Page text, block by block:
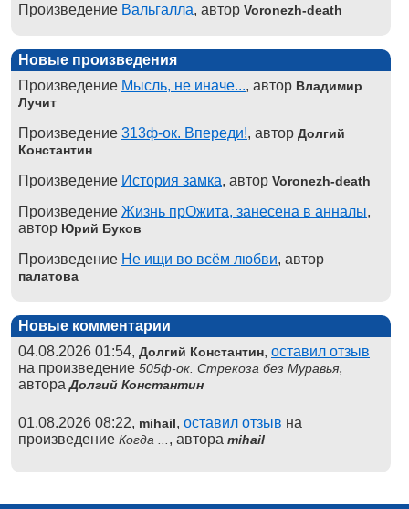
Произведение Вальгалла, автор Voronezh-death
Новые произведения
Произведение Мысль, не иначе..., автор Владимир
Лучит
Произведение 313ф-ок. Впереди!, автор Долгий
Константин
Произведение История замка, автор Voronezh-death
Произведение Жизнь прОжита, занесена в анналы,
автор Юрий Буков
Произведение Не ищи во всём любви, автор
палатова
Новые комментарии
04.08.2026 01:54, Долгий Константин, оставил отзыв
на произведение 505ф-ок. Стрекоза без Муравья,
автораДолгий Константин
01.08.2026 08:22, mihail, оставил отзыв на
произведение Когда ... , автора mihail